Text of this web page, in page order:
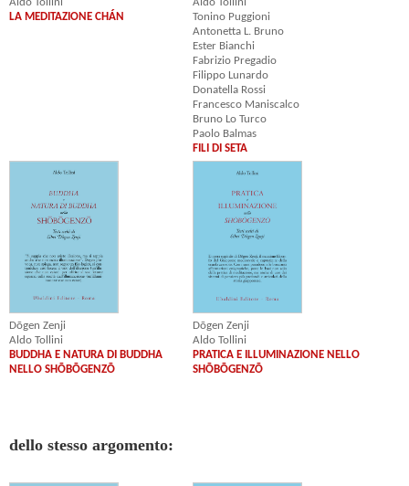
Aldo Tollini
LA MEDITAZIONE CHÁN
Aldo Tollini
Tonino Puggioni
Antonetta L. Bruno
Ester Bianchi
Fabrizio Pregadio
Filippo Lunardo
Donatella Rossi
Francesco Maniscalco
Bruno Lo Turco
Paolo Balmas
FILI DI SETA
Dōgen Zenji
Aldo Tollini
BUDDHA E NATURA DI BUDDHA
NELLO SHŌBŌGENZŌ
Dōgen Zenji
Aldo Tollini
PRATICA E ILLUMINAZIONE NELLO
SHŌBŌGENZŌ
dello stesso argomento: